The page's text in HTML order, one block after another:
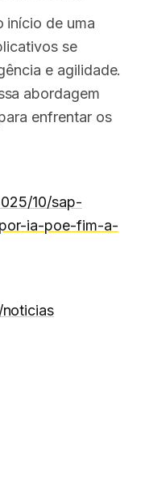
início de uma
se
e agilidade.
abordagem
enfrentar os
10/sap-
ia-poe-fim-a-